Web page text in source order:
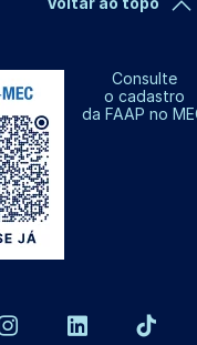
Consulte
o cadastro
da FAAP no